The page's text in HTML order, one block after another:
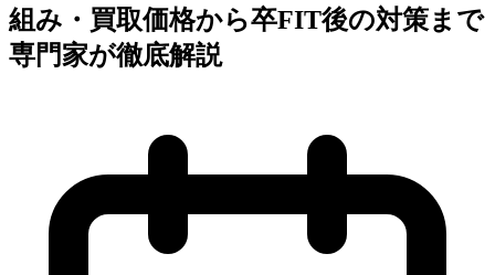
組み・買取価格から卒FIT後の対策まで
専門家が徹底解説